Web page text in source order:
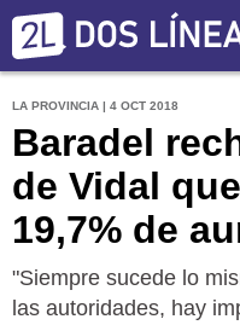
LA PROVINCIA | 4 OCT 2018
Baradel
de Vidal
19,7% de
"Siempre sucede lo
las autoridades, hay